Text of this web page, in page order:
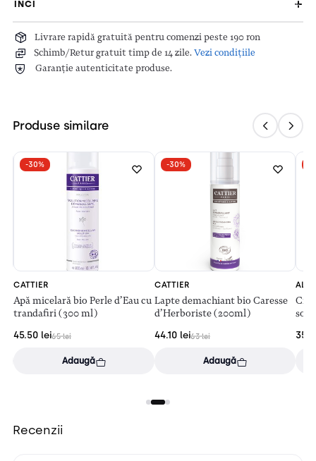
INCI
Livrare rapidă gratuită pentru comenzi peste 190 ron
Schimb/Retur gratuit timp de 14 zile. Vezi condițiile
Garanție autenticitate produse.
Produse similare
-30%
CATTIER
Apă micelară bio Perle d’Eau cu
trandafiri (300 ml)
65lei
45.50 lei
Adaugă
-30%
CATTIER
Lapte demachiant bio Caresse
d’Herboriste (200ml)
63lei
44.10 lei
Adaugă
Recenzii